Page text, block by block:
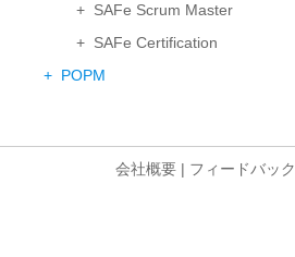
+ SAFe Scrum Master
+ SAFe Certification
+ POPM
会社概要 | フィードバック